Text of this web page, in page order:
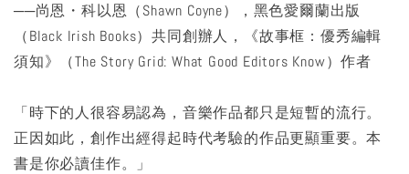
──尚恩・科以恩（Shawn Coyne），黑色愛爾蘭出版
（Black Irish Books）共同創辦人，《故事框：優秀編輯
須知》（The Story Grid: What Good Editors Know）作者
「時下的人很容易認為，音樂作品都只是短暫的流行。
正因如此，創作出經得起時代考驗的作品更顯重要。本
書是你必讀佳作。」